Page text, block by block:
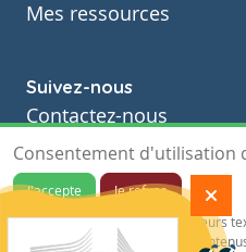
Mes ressources
Suivez-nous
Contactez-nous
Soutien scolaire
Notre page Facebook
S'inscrire à notre
Consentement d'utilisation
J'accepte
Je refuse
Notre site sauvegarde des traceurs
de vous garantir de meilleurs